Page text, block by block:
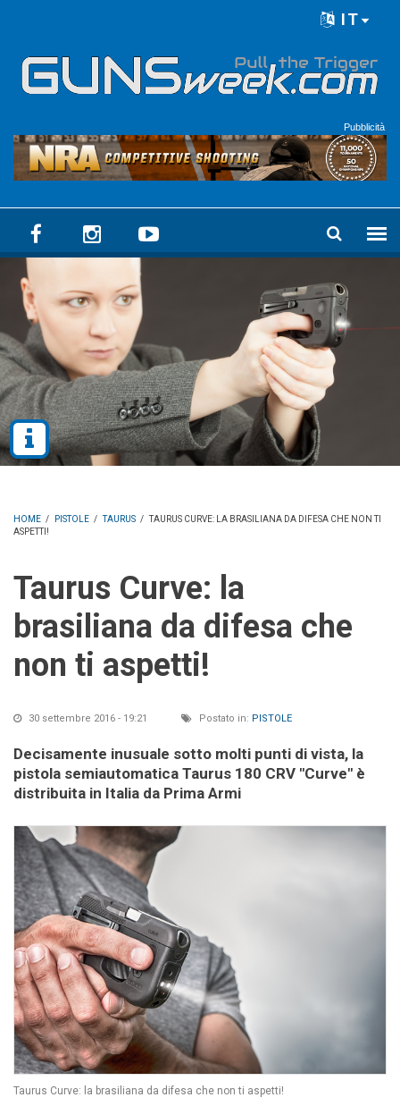
IT
Pubblicità
HOME / PISTOLE / TAURUS / TAURUS CURVE: LA BRASILIANA DA DIFESA CHE NON TI
ASPETTI!
Taurus Curve: la
brasiliana da difesa che
non ti aspetti!
30 settembre 2016 - 19:21 Postato in: PISTOLE
Decisamente inusuale sotto molti punti di vista, la
pistola semiautomatica Taurus 180 CRV "Curve" è
distribuita in Italia da Prima Armi
Taurus Curve: la brasiliana da difesa che non ti aspetti!